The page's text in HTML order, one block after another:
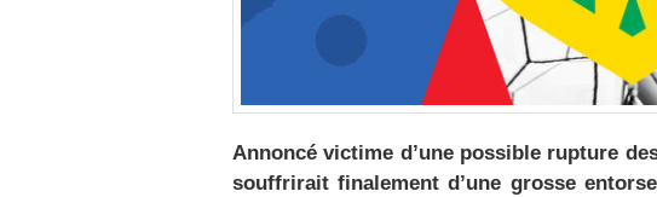
Annoncé victime d’une possible rupture
souffrirait finalement d’une grosse